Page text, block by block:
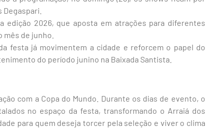
edição 2026, que aposta em atrações para diferentes
de junho.
festa já movimentem a cidade e reforcem o papel do
do período junino na Baixada Santista.
com a Copa do Mundo. Durante os dias de evento, o
no espaço da festa, transformando o Arraiá dos
para quem deseja torcer pela seleção e viver o clima